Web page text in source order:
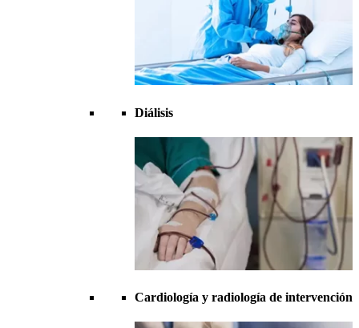
Diálisis
Cardiología y radiología de intervención